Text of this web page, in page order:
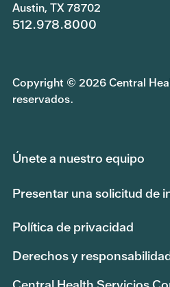
Austin, TX 78702
512.978.8000
Copyright © 2026 Central
reservados.
Únete a nuestro equipo
Presentar una solicitud de
Política de privacidad
Derechos y